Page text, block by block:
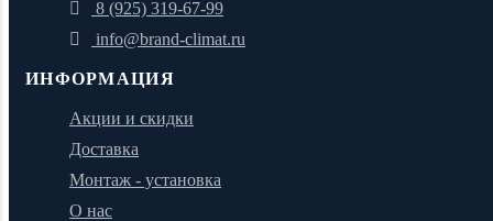
8 (925) 319-67-99
info@brand-climat.ru
ИНФОРМАЦИЯ
Акции и скидки
Доставка
Монтаж - установка
О нас